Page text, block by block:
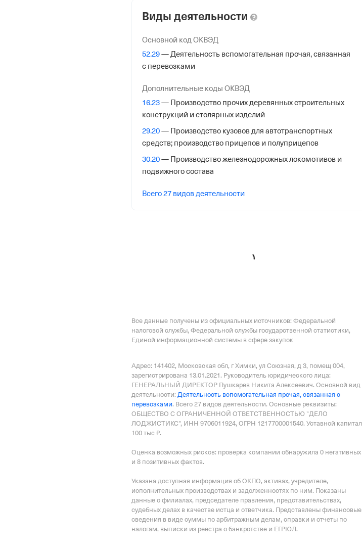
9706011924
от 13 января 2021
Регистрация ФНС
Дата регистрации
3 июня 2024
Внебюджетные фонды
Регистрационный номер в ПФР
Дата регистрации
5 июня 2024
Наименование территориального органа
Отделение Фонда Пенсионного и Социального Страхования
Регистрационный номер ФссРФ
Дата регистрации
4 июня 2024
Наименование территориального органа
Виды деятельности
Основной код ОКВЭД
52.29— Деятельность вспомогательная прочая, связанная
с перевозками
Дополнительные коды ОКВЭД
16.23— Производство прочих деревянных строительных
конструкций и столярных изделий
29.20— Производство кузовов для автотранспортных
средств; производство прицепов и полуприцепов
30.20— Производство железнодорожных локомотивов и
подвижного состава
Всего 27 видов деятельности
Все данные получены из официальных источников: Федеральной
налоговой службы, Федеральной службы государственной статистики,
Единой информационной системы в сфере закупок
Адрес: 141402, Московская обл, г Химки, ул Союзная, д 3, помещ 004,
зарегистрирована 13.01.2021. Руководитель юридического лица:
ГЕНЕРАЛЬНЫЙ ДИРЕКТОР Пушкарев Никита Алексеевич. Основной вид
деятельности: Деятельность вспомогательная прочая, связанная с
перевозками. Всего 27 видов деятельности. Основные реквизиты:
ОБЩЕСТВО С ОГРАНИЧЕННОЙ ОТВЕТСТВЕННОСТЬЮ "ДЕЛО
ЛОДЖИСТИКС", ИНН 9706011924, ОГРН 1217700001540. Уставной капитал
100 тыс ₽.
Оценка возможных рисков: проверка компании обнаружила 0 негативных
и 8 позитивных фактов.
Указана доступная информация об ОКПО, активах, учредителе,
исполнительных производствах и задолженностях по ним. Показаны
данные о филиалах, председателе правления, представительствах,
судебных делах в качестве истца и ответчика. Представлены финансовые
сведения в виде суммы по арбитражным делам, справки и отчеты по
налогам, выписки из реестра о банкротстве и ЕГРЮЛ.